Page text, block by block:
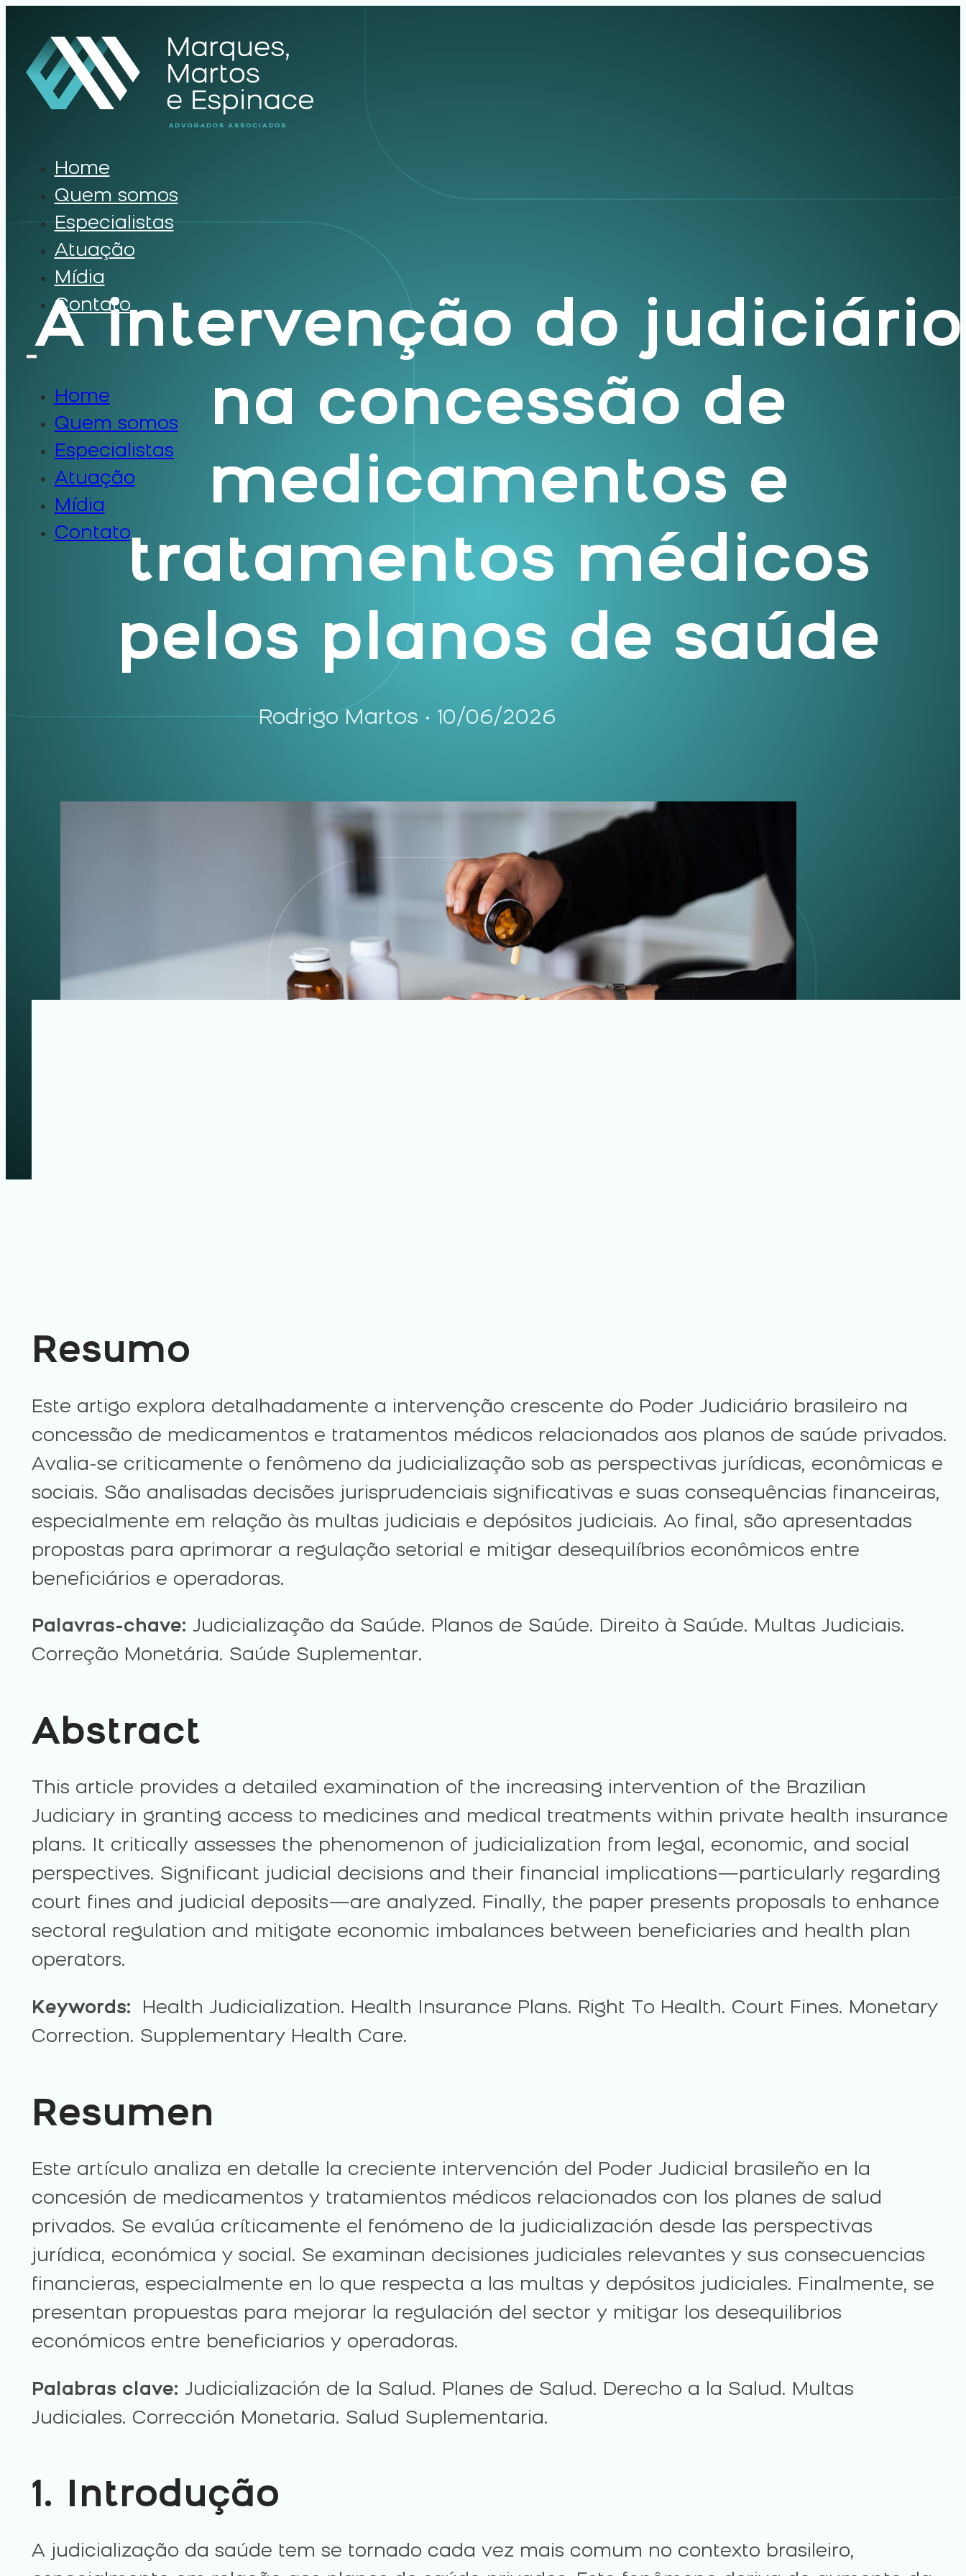
Home
Quem somos
Especialistas
Atuação
Mídia
Contato
Home
Quem somos
Especialistas
Atuação
Mídia
Contato
A intervenção do judiciário
na concessão de
medicamentos e
tratamentos médicos
pelos planos de saúde
Rodrigo Martos • 10/06/2026
Resumo
Este artigo explora detalhadamente a intervenção crescente do Poder Judiciário brasileiro na
concessão de medicamentos e tratamentos médicos relacionados aos planos de saúde privados.
Avalia-se criticamente o fenômeno da judicialização sob as perspectivas jurídicas, econômicas e
sociais. São analisadas decisões jurisprudenciais significativas e suas consequências financeiras,
especialmente em relação às multas judiciais e depósitos judiciais. Ao final, são apresentadas
propostas para aprimorar a regulação setorial e mitigar desequilíbrios econômicos entre
beneficiários e operadoras.
Palavras-chave: Judicialização da Saúde. Planos de Saúde. Direito à Saúde. Multas Judiciais.
Correção Monetária. Saúde Suplementar.
Abstract
This article provides a detailed examination of the increasing intervention of the Brazilian
Judiciary in granting access to medicines and medical treatments within private health insurance
plans. It critically assesses the phenomenon of judicialization from legal, economic, and social
perspectives. Significant judicial decisions and their financial implications—particularly regarding
court fines and judicial deposits—are analyzed. Finally, the paper presents proposals to enhance
sectoral regulation and mitigate economic imbalances between beneficiaries and health plan
operators.
Keywords: Health Judicialization. Health Insurance Plans. Right To Health. Court Fines. Monetary
Correction. Supplementary Health Care.
Resumen
Este artículo analiza en detalle la creciente intervención del Poder Judicial brasileño en la
concesión de medicamentos y tratamientos médicos relacionados con los planes de salud
privados. Se evalúa críticamente el fenómeno de la judicialización desde las perspectivas
jurídica, económica y social. Se examinan decisiones judiciales relevantes y sus consecuencias
financieras, especialmente en lo que respecta a las multas y depósitos judiciales. Finalmente, se
presentan propuestas para mejorar la regulación del sector y mitigar los desequilibrios
económicos entre beneficiarios y operadoras.
Palabras clave: Judicialización de la Salud. Planes de Salud. Derecho a la Salud. Multas
Judiciales. Corrección Monetaria. Salud Suplementaria.
1. Introdução
A judicialização da saúde tem se tornado cada vez mais comum no contexto brasileiro,